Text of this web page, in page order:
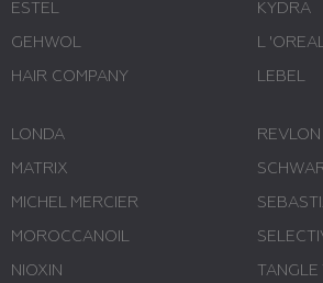
ESTEL
GEHWOL
HAIR COMPANY
KYDRA
L
LEBEL
LONDA
MATRIX
MICHEL MERCIER
MOROCCANOIL
NIOXIN
REVLON